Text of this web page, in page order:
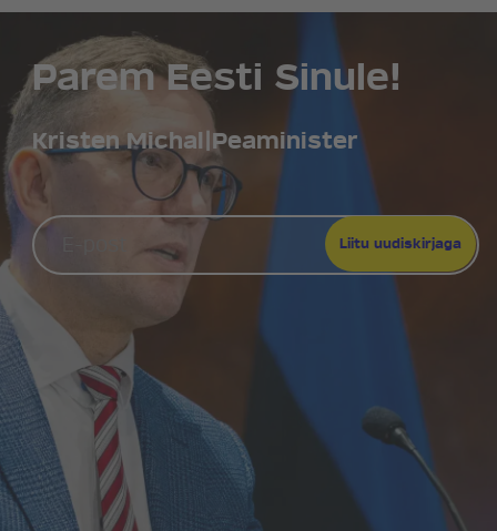
Parem Eesti Sinule!
Kristen Michal Peaminister